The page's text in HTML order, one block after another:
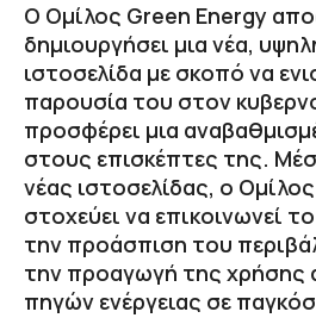
Ο Ομίλος Green Energy
δημιουργήσει μια νέα,
ιστοσελίδα με σκοπό να
παρουσία του στον
προσφέρει μια
στους επισκέπτες της.
νέας ιστοσελίδας, ο
στοχεύει να επικοινωνεί
την προάσπιση του
την προαγωγή της χρήσης
πηγών ενέργειας σε